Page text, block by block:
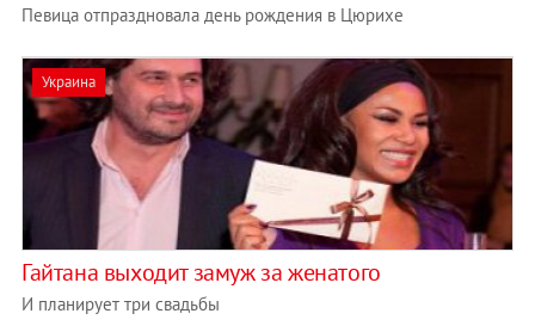
Певица отпраздновала день рождения в Цюрихе
Украина
Гайтана выходит замуж за женатого
И планирует три свадьбы